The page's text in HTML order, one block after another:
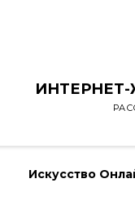
Искусство